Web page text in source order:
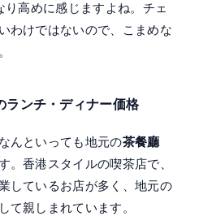
高めに感じますよね。チェ
わけではないので、こまめな
ランチ・ディナー価格
んといっても地元の茶餐廳
。香港スタイルの喫茶店で、
しているお店が多く、地元の
て親しまれています。